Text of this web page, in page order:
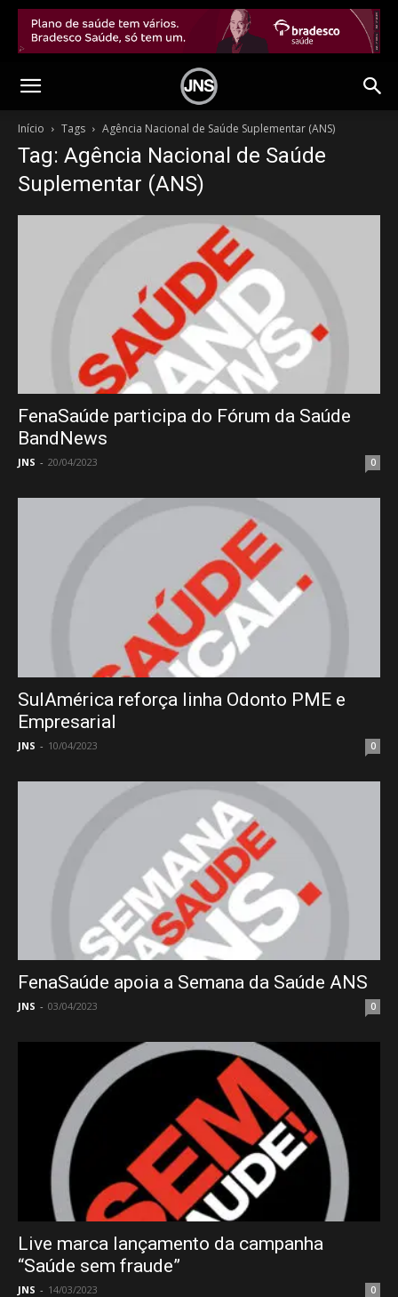
Início Tags Agência Nacional de Saúde Suplementar (ANS)
Tag: Agência Nacional de Saúde
Suplementar (ANS)
FenaSaúde participa do Fórum da Saúde
BandNews
JNS - 20/04/2023 0
SulAmérica reforça linha Odonto PME e
Empresarial
JNS - 10/04/2023 0
FenaSaúde apoia a Semana da Saúde ANS
JNS - 03/04/2023 0
Live marca lançamento da campanha
“Saúde sem fraude”
JNS - 14/03/2023 0